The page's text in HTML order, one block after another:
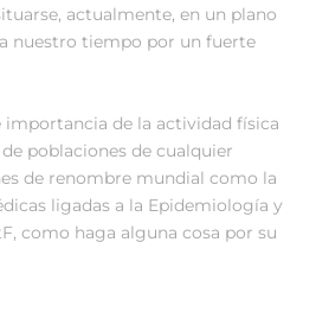
actualmente, en un plano
nuestro tiempo por un fuerte
importancia de la actividad física
poblaciones de cualquier
de renombre mundial como la
ligadas a la Epidemiología y
como haga alguna cosa por su